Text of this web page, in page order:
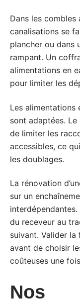
Dans les combles
canalisations se
plancher ou dans
rampant. Un
alimentations en
pour limiter les
Les alimentations
sont adaptées. Le
de limiter les
accessibles, ce
les doublages.
La rénovation
sur un
du receveur au
suivant. Valider
avant de choisir
coûteuses une
Nos